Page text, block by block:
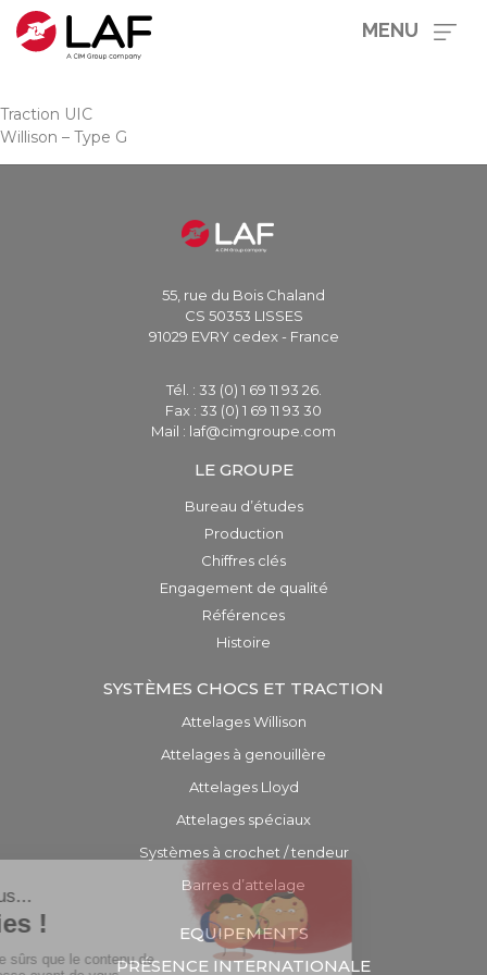
MENU
Traction UIC
Willison – Type G
55, rue du Bois Chaland
CS 50353 LISSES
91029 EVRY cedex - France
Tél. : 33 (0) 1 69 11 93 26.
Fax : 33 (0) 1 69 11 93 30
Mail : laf@cimgroupe.com
LE GROUPE
Bureau d’études
Production
Chiffres clés
Engagement de qualité
Références
Histoire
SYSTÈMES CHOCS ET TRACTION
Attelages Willison
Attelages à genouillère
Attelages Lloyd
Attelages spéciaux
Systèmes à crochet / tendeur
Barres d’attelage
EQUIPEMENTS
PRÉSENCE INTERNATIONALE